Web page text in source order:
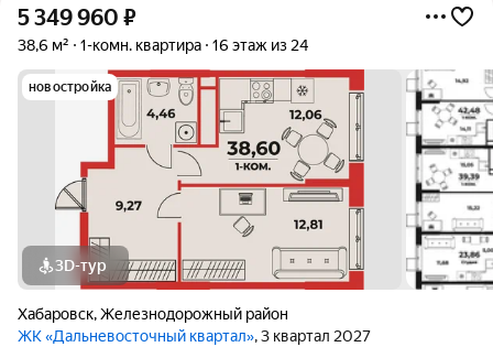
5 349 960 ₽
38,6 м² 1-комн. квартира 16 этаж из 24
новостройка
3D-тур
Хабаровск,Железнодорожный район
ЖК «Дальневосточный квартал», 3 квартал 2027